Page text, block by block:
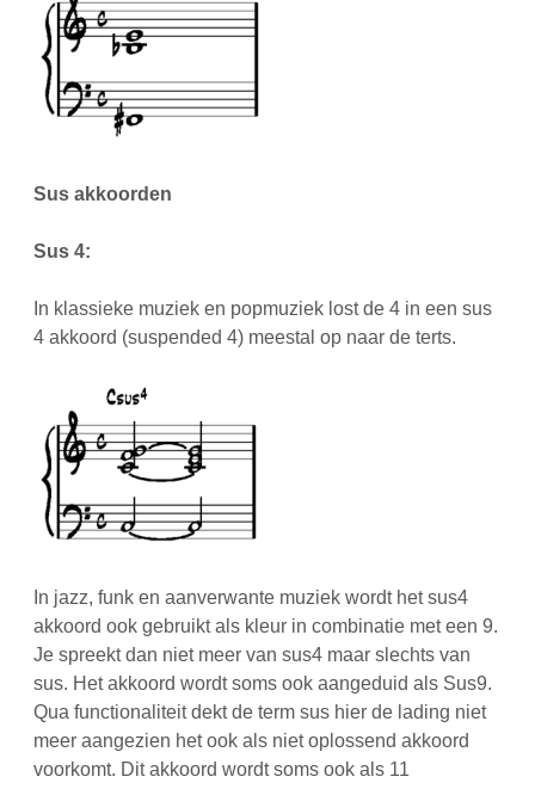
Sus akkoorden
Sus 4:
In klassieke muziek en popmuziek lost de 4 in een sus
4 akkoord (suspended 4) meestal op naar de terts.
In jazz, funk en aanverwante muziek wordt het sus4
akkoord ook gebruikt als kleur in combinatie met een 9.
Je spreekt dan niet meer van sus4 maar slechts van
sus. Het akkoord wordt soms ook aangeduid als Sus9.
Qua functionaliteit dekt de term sus hier de lading niet
meer aangezien het ook als niet oplossend akkoord
voorkomt. Dit akkoord wordt soms ook als 11